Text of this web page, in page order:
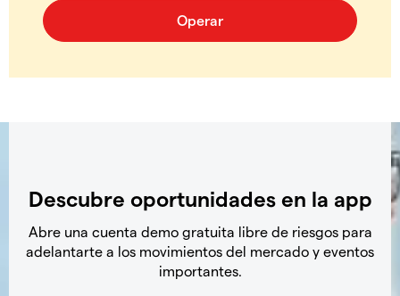
Descubre oportunidades en la app
Abre una cuenta demo gratuita libre de riesgos para
adelantarte a los movimientos del mercado y eventos
importantes.